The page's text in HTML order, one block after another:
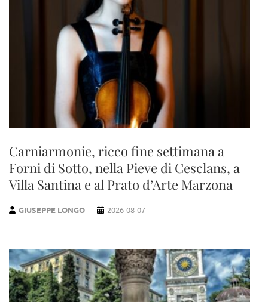
Carniarmonie, ricco fine settimana a
Forni di Sotto, nella Pieve di Cesclans, a
Villa Santina e al Prato d’Arte Marzona
GIUSEPPE LONGO 2026-08-07